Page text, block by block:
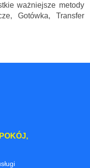
ważniejsze metody
Gotówka, Transfer